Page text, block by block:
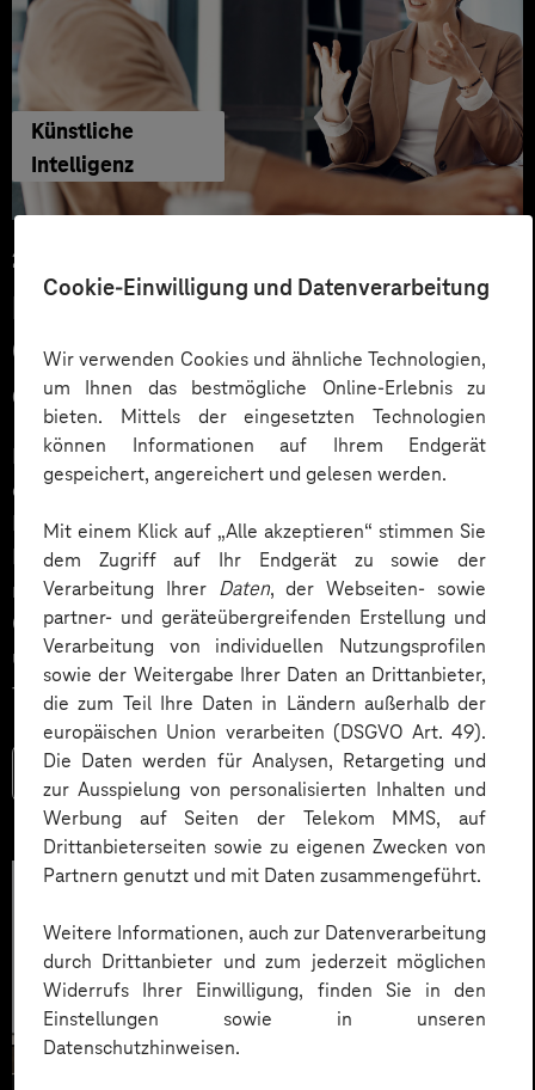
Cookie-Einwilligung und Datenverarbeitung
Wir verwenden Cookies und ähnliche Technologien,
um Ihnen das bestmögliche Online-Erlebnis zu
bieten. Mittels der eingesetzten Technologien
können Informationen auf Ihrem Endgerät
gespeichert, angereichert und gelesen werden.
Mit einem Klick auf „Alle akzeptieren“ stimmen Sie
dem Zugriff auf Ihr Endgerät zu sowie der
Verarbeitung Ihrer Daten, der Webseiten- sowie
partner- und geräteübergreifenden Erstellung und
Verarbeitung von individuellen Nutzungsprofilen
sowie der Weitergabe Ihrer Daten an Drittanbieter,
die zum Teil Ihre Daten in Ländern außerhalb der
europäischen Union verarbeiten (DSGVO Art. 49).
Die Daten werden für Analysen, Retargeting und
zur Ausspielung von personalisierten Inhalten und
Werbung auf Seiten der Telekom MMS, auf
Drittanbieterseiten sowie zu eigenen Zwecken von
Partnern genutzt und mit Daten zusammengeführt.
Weitere Informationen, auch zur Datenverarbeitung
durch Drittanbieter und zum jederzeit möglichen
Widerrufs Ihrer Einwilligung, finden Sie in den
Einstellungen sowie in unseren
Datenschutzhinweisen.
Künstliche
Intelligenz
29.06.2026
KI‑Agenten im HR: Konkrete Use
Cases, KPIs und Governance
entlang der Employee Journey
KI‑Agenten im HR sind mehr als Chatbots: Sie
orchestrieren Prozesse entlang der gesamten
Employee Journey und schaffen messbaren Business
Impact. Der Beitrag zeigt konkrete Use Cases,
relevante KPIs für den Mittelstand sowie
Governance‑Leitplanken zu EU AI Act und DSGVO –
und liefert ein praxisnahes Priorisierungsframework
für HR‑Entscheider*innen.
Mehr lesen